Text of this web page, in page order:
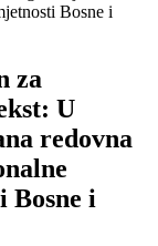
za
U
redovna
Bosne i